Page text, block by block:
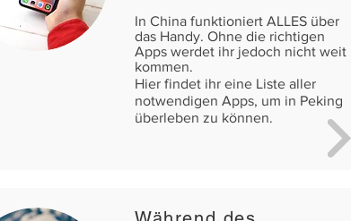
In China funktioniert ALLES über
das Handy. Ohne die richtigen
Apps werdet ihr jedoch nicht weit
kommen.
Hier findet ihr eine Liste aller
notwendigen Apps, um in Peking
überleben zu können.